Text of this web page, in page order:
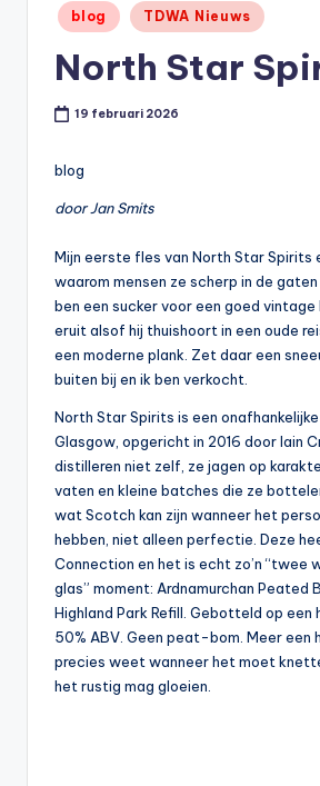
or
Geplaatst
in
blog TDWA Nieuws
North Star
19 februari 2026
blog
door Jan Smits
Mijn eerste fles van North Star Spirits
waarom mensen ze scherp in de gaten
ben een sucker voor een goed vintage
eruit alsof hij thuishoort in een oude
een moderne plank. Zet daar een
buiten bij en ik ben verkocht.
North Star Spirits is een
Glasgow, opgericht in 2016 door Iain
distilleren niet zelf, ze jagen op
vaten en kleine batches die ze
wat Scotch kan zijn wanneer het
hebben, niet alleen perfectie. Deze
Connection en het is echt zo’n “twee
glas” moment: Ardnamurchan Peated
Highland Park Refill. Gebotteld op een
50% ABV. Geen peat-bom. Meer een
precies weet wanneer het moet
het rustig mag gloeien.